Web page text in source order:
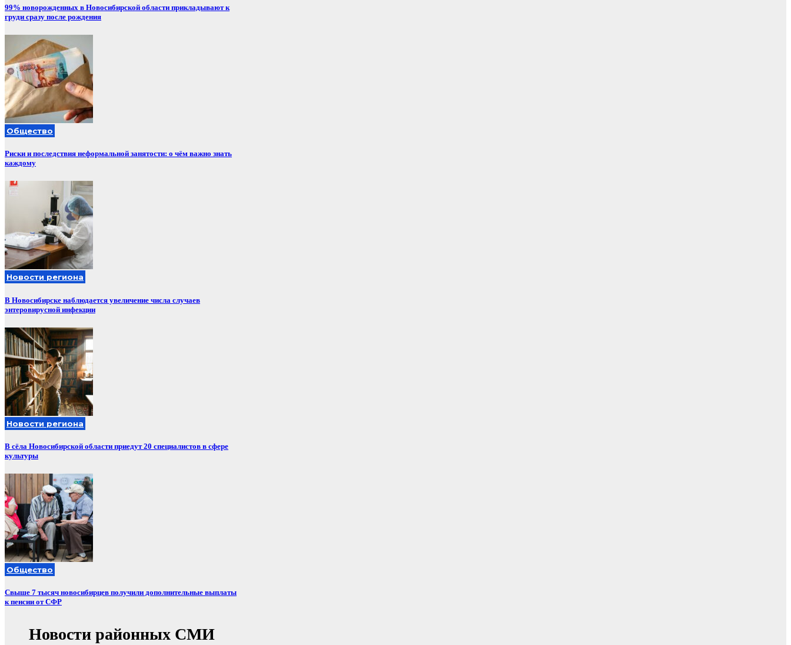
99% новорожденных в Новосибирской области прикладывают к
груди сразу после рождения
Общество
Риски и последствия неформальной занятости: о чём важно знать
каждому
Новости региона
В Новосибирске наблюдается увеличение числа случаев
энтеровирусной инфекции
Новости региона
В сёла Новосибирской области приедут 20 специалистов в сфере
культуры
Общество
Свыше 7 тысяч новосибирцев получили дополнительные выплаты
к пенсии от СФР